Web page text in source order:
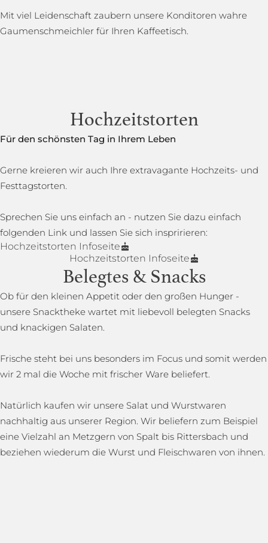
Mit viel Leidenschaft zaubern unsere Konditoren wahre
Gaumenschmeichler für Ihren Kaffeetisch.
Hochzeitstorten
Für den schönsten Tag in Ihrem Leben
Gerne kreieren wir auch Ihre extravagante Hochzeits- und
Festtagstorten.
Sprechen Sie uns einfach an - nutzen Sie dazu einfach
folgenden Link und lassen Sie sich inspririeren:
Hochzeitstorten Infoseite
Hochzeitstorten Infoseite
Belegtes & Snacks
Ob für den kleinen Appetit oder den großen Hunger -
unsere Snacktheke wartet mit liebevoll belegten Snacks
und knackigen Salaten.
Frische steht bei uns besonders im Focus und somit werden
wir 2 mal die Woche mit frischer Ware beliefert.
Natürlich kaufen wir unsere Salat und Wurstwaren
nachhaltig aus unserer Region. Wir beliefern zum Beispiel
eine Vielzahl an Metzgern von Spalt bis Rittersbach und
beziehen wiederum die Wurst und Fleischwaren von ihnen.